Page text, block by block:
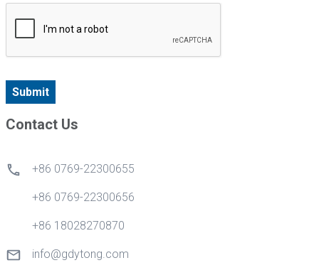
Contact Us
+86 0769-22300655
+86 0769-22300656
+86 18028270870
info@gdytong.com
Submit